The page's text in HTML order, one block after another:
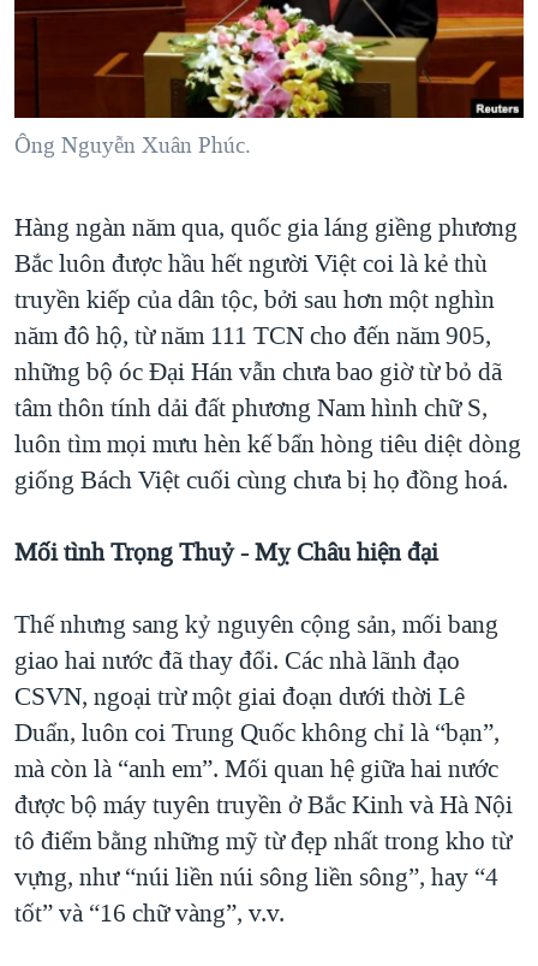
NGƯỜI VIỆT HẢI NGOẠI
ĐỜI SỐNG
KHOA HỌC
VĂN HOÁ
THỂ THAO
GIÁO DỤC
TẠI
HÀNH TRÌNH BẦU CỬ 2024
MỘT NĂM CHIẾN TRANH TẠI DẢI GAZA
GIẢI MÃ VÀNH ĐAI & CON ĐƯỜNG
TRỊNH VĨNH BÌNH - NGƯỜI HẠ 'BÊN THẮNG CUỘC'
GROUND ZERO – XƯA VÀ NAY
CHI PHÍ CHIẾN TRANH AFGHANISTAN
CÁC GIÁ TRỊ CỘNG HÒA Ở VIỆT NAM
THƯỢNG ĐỈNH TRUMP-KIM TẠI VIỆT NAM
TRỊNH VĨNH BÌNH VS. CHÍNH PHỦ VIỆT NAM
NGƯ DÂN VIỆT VÀ LÀN SÓNG TRỘM HẢI SÂM
QUAN HỆ VIỆT MỸ
VIDEO
MẠNG XÃ HỘI
Ngôn ngữ khác
Ông Nguyễn Xuân Phúc.
Hàng ngàn năm qua, quốc gia láng giềng phương
Bắc luôn được hầu hết người Việt coi là kẻ thù
truyền kiếp của dân tộc, bởi sau hơn một nghìn
năm đô hộ, từ năm 111 TCN cho đến năm 905,
những bộ óc Đại Hán vẫn chưa bao giờ từ bỏ dã
tâm thôn tính dải đất phương Nam hình chữ S,
luôn tìm mọi mưu hèn kế bẩn hòng tiêu diệt dòng
giống Bách Việt cuối cùng chưa bị họ đồng hoá.
Mối tình Trọng Thuỷ - Mỵ Châu hiện đại
Thế nhưng sang kỷ nguyên cộng sản, mối bang
giao hai nước đã thay đổi. Các nhà lãnh đạo
CSVN, ngoại trừ một giai đoạn dưới thời Lê
Duẩn, luôn coi Trung Quốc không chỉ là “bạn”,
mà còn là “anh em”. Mối quan hệ giữa hai nước
được bộ máy tuyên truyền ở Bắc Kinh và Hà Nội
tô điểm bằng những mỹ từ đẹp nhất trong kho từ
vựng, như “núi liền núi sông liền sông”, hay “4
tốt” và “16 chữ vàng”, v.v.